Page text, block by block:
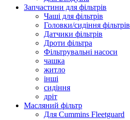
Запчастини для фільтрів
Чаші для фільтрів
Головки/сидіння фільтрів
Датчики фільтрів
Дроти фільтра
Фільтрувальні насоси
чашка
житло
інші
сидіння
дріт
Масляний фільтр
Для Cummins Fleetguard